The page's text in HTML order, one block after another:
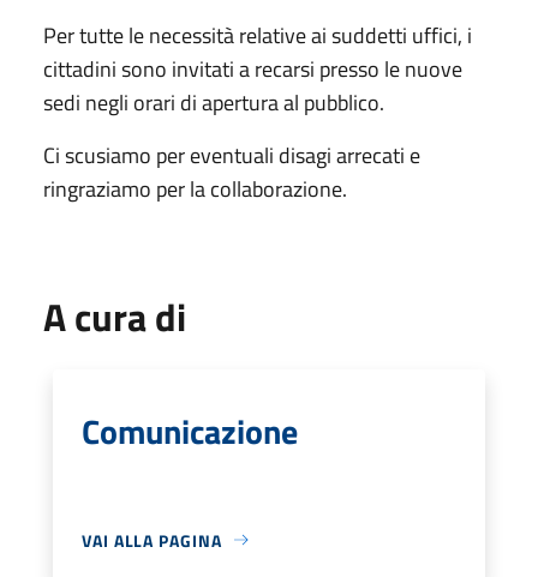
Per tutte le necessità relative ai suddetti uffici, i
cittadini sono invitati a recarsi presso le nuove
sedi negli orari di apertura al pubblico.
Ci scusiamo per eventuali disagi arrecati e
ringraziamo per la collaborazione.
A cura di
Comunicazione
VAI ALLA PAGINA